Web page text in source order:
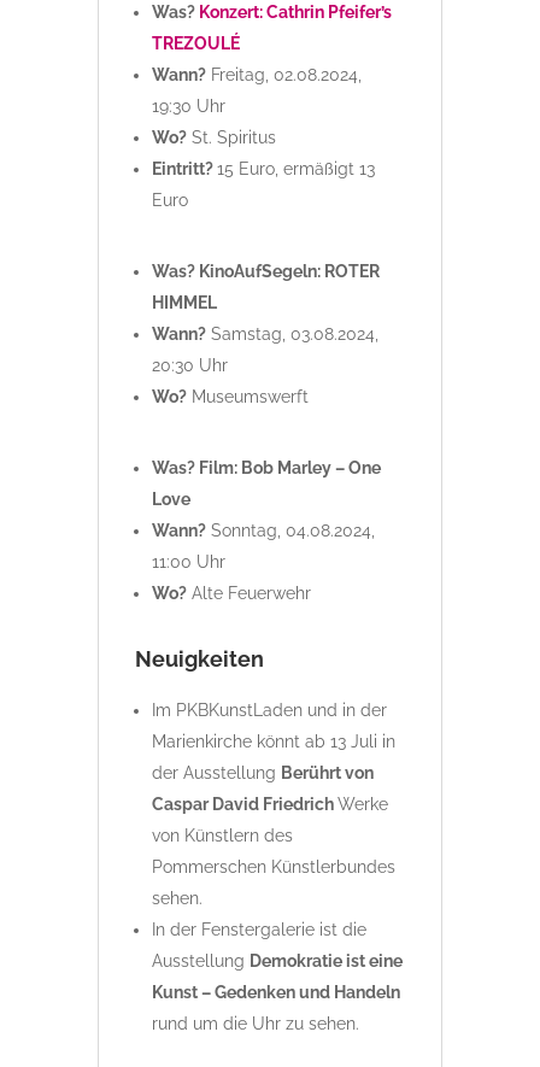
Was? Konzert: Cathrin Pfeifer’s
TREZOULÉ
Wann?Freitag, 02.08.2024,
19:30 Uhr
Wo?St. Spiritus
Eintritt?15 Euro, ermäßigt 13
Euro
Was? KinoAufSegeln: ROTER
HIMMEL
Wann?Samstag, 03.08.2024,
20:30 Uhr
Wo?Museumswerft
Was? Film: Bob Marley – One
Love
Wann?Sonntag, 04.08.2024,
11:00 Uhr
Wo?Alte Feuerwehr
Neuigkeiten
Im PKBKunstLaden und in der
Marienkirche könnt ab 13 Juli in
der Ausstellung Berührt von
Caspar David FriedrichWerke
von Künstlern des
Pommerschen Künstlerbundes
sehen.
In der Fenstergalerie ist die
Ausstellung Demokratie ist eine
Kunst – Gedenken und Handeln
rund um die Uhr zu sehen.